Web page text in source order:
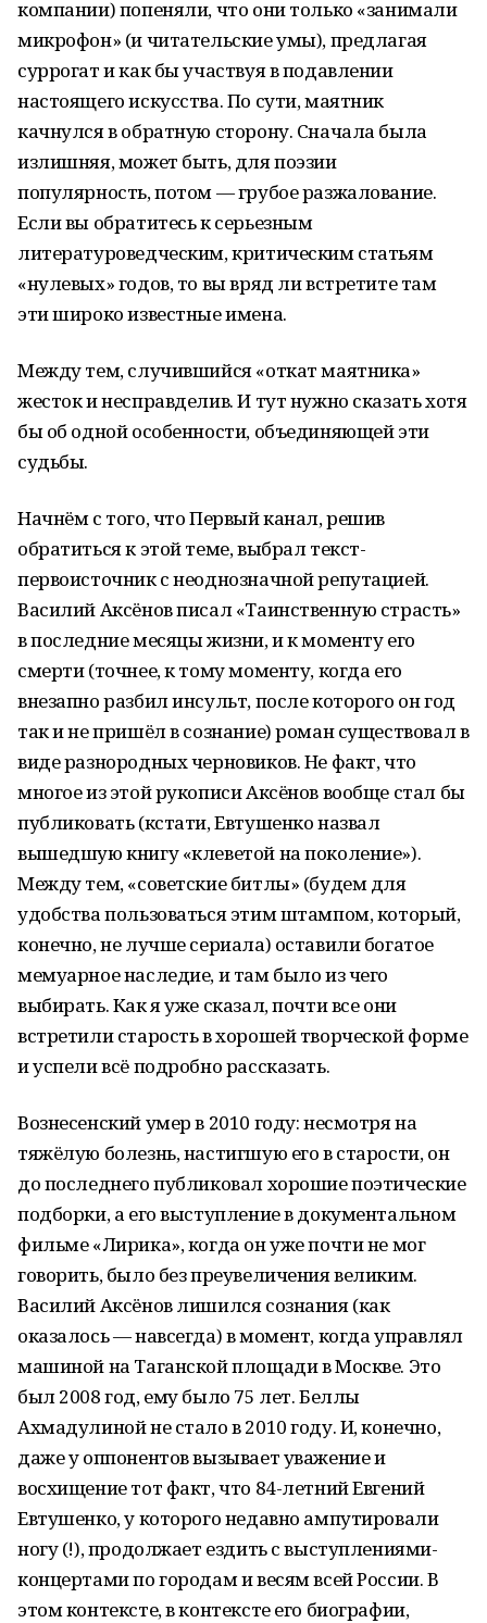
компании) попеняли, что они только «занимали
микрофон» (и читательские умы), предлагая
суррогат и как бы участвуя в подавлении
настоящего искусства. По сути, маятник
качнулся в обратную сторону. Сначала была
излишняя, может быть, для поэзии
популярность, потом — грубое разжалование.
Если вы обратитесь к серьезным
литературоведческим, критическим статьям
«нулевых» годов, то вы вряд ли встретите там
эти широко известные имена.
Между тем, случившийся «откат маятника»
жесток и несправделив. И тут нужно сказать хотя
бы об одной особенности, объединяющей эти
судьбы.
Начнём с того, что Первый канал, решив
обратиться к этой теме, выбрал текст-
первоисточник с неоднозначной репутацией.
Василий Аксёнов писал «Таинственную страсть»
в последние месяцы жизни, и к моменту его
смерти (точнее, к тому моменту, когда его
внезапно разбил инсульт, после которого он год
так и не пришёл в сознание) роман существовал в
виде разнородных черновиков. Не факт, что
многое из этой рукописи Аксёнов вообще стал бы
публиковать (кстати, Евтушенко назвал
вышедшую книгу «клеветой на поколение»).
Между тем, «советские битлы» (будем для
удобства пользоваться этим штампом, который,
конечно, не лучше сериала) оставили богатое
мемуарное наследие, и там было из чего
выбирать. Как я уже сказал, почти все они
встретили старость в хорошей творческой форме
и успели всё подробно рассказать.
Вознесенский умер в 2010 году: несмотря на
тяжёлую болезнь, настигшую его в старости, он
до последнего публиковал хорошие поэтические
подборки, а его выступление в документальном
фильме «Лирика», когда он уже почти не мог
говорить, было без преувеличения великим.
Василий Аксёнов лишился сознания (как
оказалось — навсегда) в момент, когда управлял
машиной на Таганской площади в Москве. Это
был 2008 год, ему было 75 лет. Беллы
Ахмадулиной не стало в 2010 году. И, конечно,
даже у оппонентов вызывает уважение и
восхищение тот факт, что 84-летний Евгений
Евтушенко, у которого недавно ампутировали
ногу (!), продолжает ездить с выступлениями-
концертами по городам и весям всей России. В
этом контексте, в контексте его биографии,